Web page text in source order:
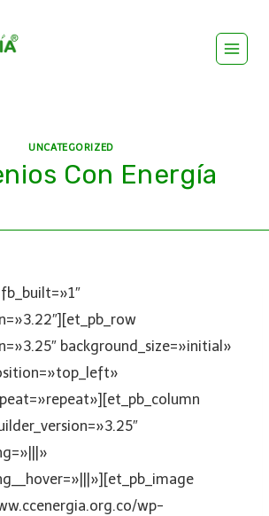
UNCATEGORIZED
Con Energía
background_size=»initial»
wp-